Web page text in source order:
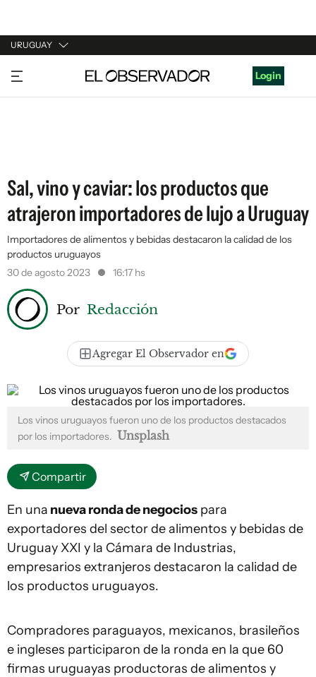
URUGUAY
URUGUAY
ARGENTINA
Login
Sal, vino y caviar: los productos que
atrajeron importadores de lujo a Uruguay
Importadores de alimentos y bebidas destacaron la calidad de los
productos uruguayos
30 de agosto 2023
16:17 hs
Por Redacción
Agregar El Observador en
Los vinos uruguayos fueron uno de los productos destacados
por los importadores. Unsplash
Compartir
En una nueva ronda de negocios para
exportadores del sector de alimentos y bebidas de
Uruguay XXI y la Cámara de Industrias,
empresarios extranjeros destacaron la calidad de
los productos uruguayos.
Compradores paraguayos, mexicanos, brasileños
e ingleses participaron de la ronda en la que 60
firmas uruguayas productoras de alimentos y